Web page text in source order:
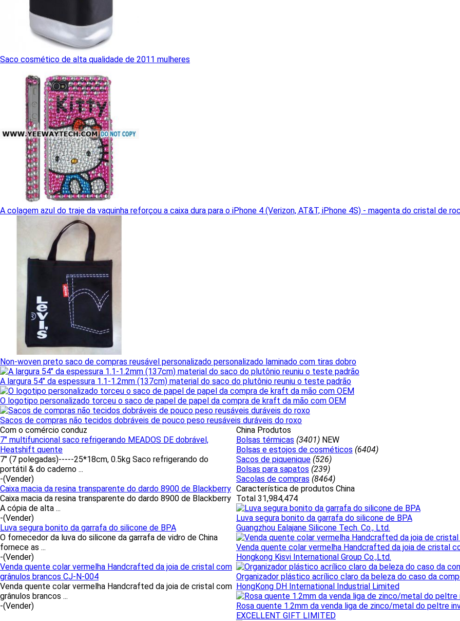
Saco cosmético de alta qualidade de 2011 mulheres
A colagem azul do traje da vaquinha reforçou a caixa dura para o iPhone 4 (Verizon, AT&T, iPhone 4S) - magenta do cristal de
Non-woven preto saco de compras reusável personalizado personalizado laminado com tiras dobro
A largura 54" da espessura 1.1-1.2mm (137cm) material do saco do plutônio reuniu o teste padrão
O logotipo personalizado torceu o saco de papel de papel da compra de kraft da mão com OEM
Sacos de compras não tecidos dobráveis de pouco peso reusáveis duráveis do roxo
Com o comércio conduz
7" multifuncional saco refrigerando MEADOS DE dobrável,
Heatshift quente
7" (7 polegadas)-----25*18cm, 0.5kg Saco refrigerando do
portátil & do caderno ...
-(Vender)
Caixa macia da resina transparente do dardo 8900 de Blackberry
Caixa macia da resina transparente do dardo 8900 de Blackberry
A cópia de alta ...
-(Vender)
Luva segura bonito da garrafa do silicone de BPA
O fornecedor da luva do silicone da garrafa de vidro de China
fornece as ...
-(Vender)
Venda quente colar vermelha Handcrafted da joia de cristal com
grânulos brancos CJ-N-004
Venda quente colar vermelha Handcrafted da joia de cristal com
grânulos brancos ...
-(Vender)
China Produtos
Bolsas térmicas (3401) NEW
Bolsas e estojos de cosméticos (6404)
Sacos de piquenique (526)
Bolsas para sapatos (239)
Sacolas de compras (8464)
Característica de produtos China
Total 31,984,474
Luva segura bonito da garrafa do silicone de BPA
Guangzhou Ealajane Silicone Tech. Co., Ltd.
Venda quente colar vermelha Handcrafted da joia de cristal
Hongkong Kisvi International Group Co.,Ltd.
Organizador plástico acrílico claro da beleza do caso da
HongKong DH International Industrial Limited
Rosa quente 1.2mm da venda liga de zinco/metal do peltre
EXCELLENT GIFT LIMITED